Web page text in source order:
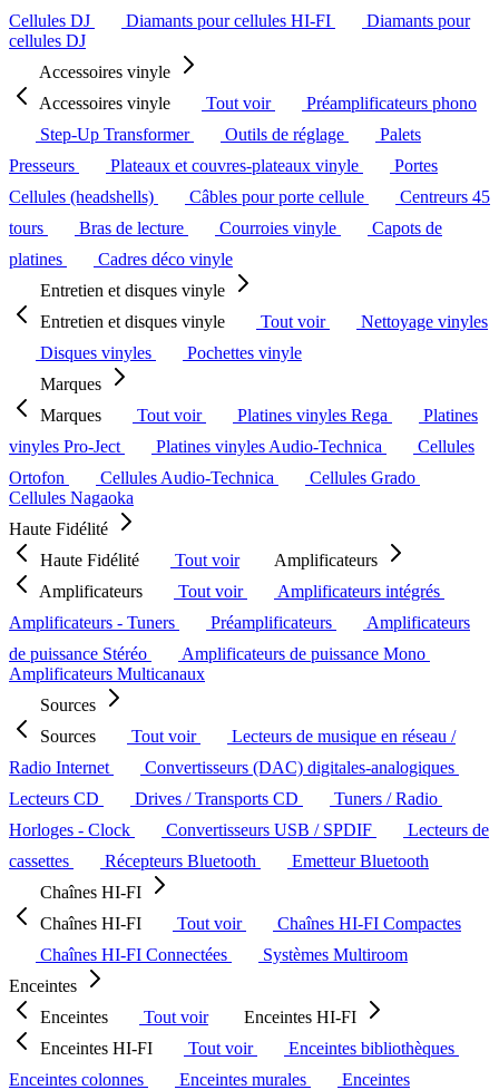
Cellules DJ
Diamants pour cellules HI-FI
Diamants pour
cellules DJ
Accessoires vinyle
Accessoires vinyle
Tout voir
Préamplificateurs phono
Step-Up Transformer
Outils de réglage
Palets
Presseurs
Plateaux et couvres-plateaux vinyle
Portes
Cellules (headshells)
Câbles pour porte cellule
Centreurs 45
tours
Bras de lecture Courroies vinyle
Capots de
platines
Cadres déco vinyle
Entretien et disques vinyle
Entretien et disques vinyle
Tout voir
Nettoyage vinyles
Disques vinyles
Pochettes vinyle
Marques
Marques
Tout voir Platines vinyles Rega
Platines
vinyles Pro-Ject
Platines vinyles Audio-Technica
Cellules
Ortofon
Cellules Audio-Technica
Cellules Grado
Cellules Nagaoka
Haute Fidélité
Haute Fidélité
Tout voir
Amplificateurs
Amplificateurs
Tout voir
Amplificateurs intégrés
Amplificateurs - Tuners
Préamplificateurs
Amplificateurs
de puissance Stéréo
Amplificateurs de puissance Mono
Amplificateurs Multicanaux
Sources
Sources
Tout voir
Lecteurs de musique en réseau /
Radio Internet
Convertisseurs (DAC) digitales-analogiques
Lecteurs CD
Drives / Transports CD
Tuners / Radio
Horloges - Clock
Convertisseurs USB / SPDIF
Lecteurs de
cassettes
Récepteurs Bluetooth
Emetteur Bluetooth
Chaînes HI-FI
Chaînes HI-FI
Tout voir
Chaînes HI-FI Compactes
Chaînes HI-FI Connectées
Systèmes Multiroom
Enceintes
Enceintes
Tout voir
Enceintes HI-FI
Enceintes HI-FI
Tout voir
Enceintes bibliothèques
Enceintes colonnes
Enceintes murales
Enceintes